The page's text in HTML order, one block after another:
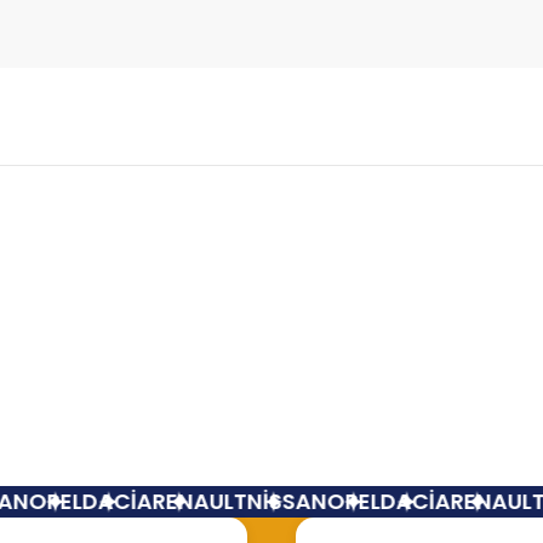
OPELDACİARENAULTNİSSANOPELDACİARENAULT